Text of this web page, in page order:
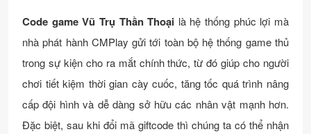
Code game Vũ Trụ Thần Thoại là hệ thống phúc lợi mà
nhà phát hành CMPlay gửi tới toàn bộ hệ thống game thủ
trong sự kiện cho ra mắt chính thức, từ đó giúp cho người
chơi tiết kiệm thời gian cày cuốc, tăng tốc quá trình nâng
cấp đội hình và dễ dàng sở hữu các nhân vật mạnh hơn.
Đặc biệt, sau khi đổi mã giftcode thì chúng ta có thể nhận